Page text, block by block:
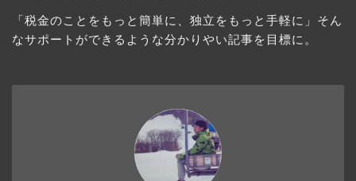
「税金のことをもっと簡単に、独立をもっと手軽に」そん
なサポートができるような分かりやい記事を目標に。